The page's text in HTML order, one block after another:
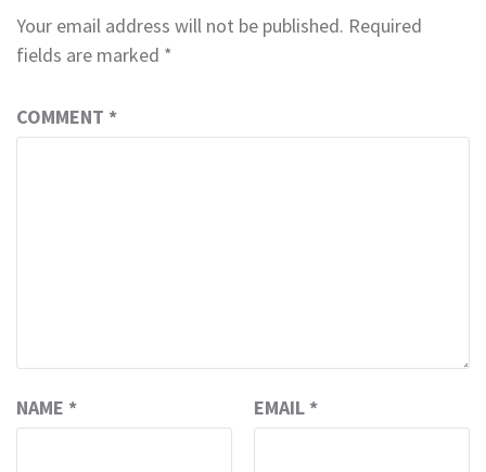
Your email address will not be published. Required
fields are marked *
COMMENT *
NAME * EMAIL *